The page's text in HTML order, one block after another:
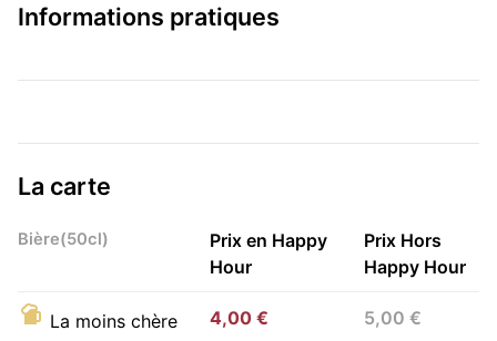
Informations pratiques
La carte
Bière(50cl)
Prix en Happy
Hour
Prix Hors
Happy Hour
La moins chère 4,00 € 5,00 €